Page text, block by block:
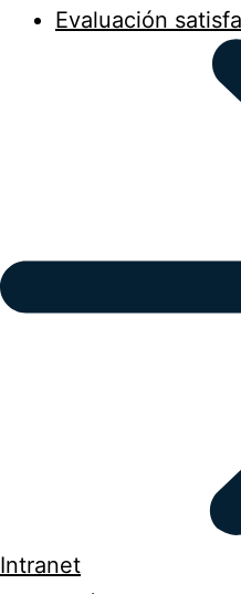
Evaluación
Intranet